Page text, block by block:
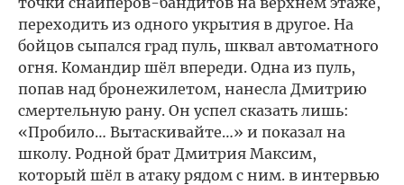
переходить из одного укрытия в другое. На
бойцов сыпался град пуль, шквал автоматного
огня. Командир шёл впереди. Одна из пуль,
попав над бронежилетом, нанесла Дмитрию
смертельную рану. Он успел сказать лишь:
«Пробило… Вытаскивайте…» и показал на
школу. Родной брат Дмитрия Максим,
который шёл в атаку рядом с ним. в интервью